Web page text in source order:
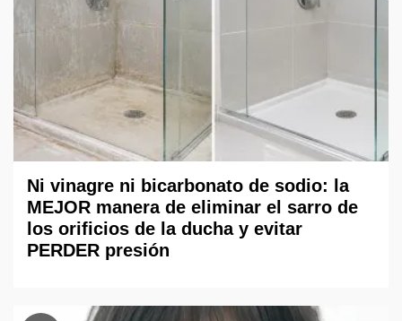
Ni vinagre ni bicarbonato de sodio: la
MEJOR manera de eliminar el sarro de
los orificios de la ducha y evitar
PERDER presión